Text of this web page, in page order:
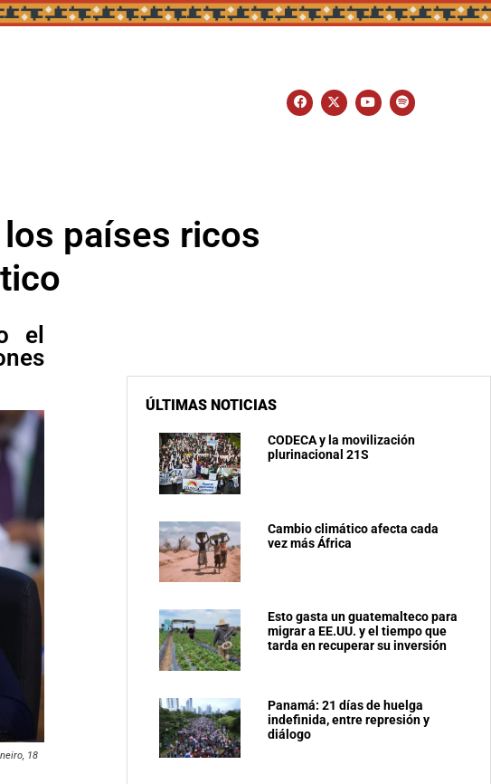
países ricos
el
18
ÚLTIMAS NOTICIAS
CODECA y la movilización
plurinacional 21S
Cambio climático afecta cada
vez más África
Esto gasta un guatemalteco para
migrar a EE.UU. y el tiempo que
tarda en recuperar su inversión
Panamá: 21 días de huelga
indefinida, entre represión y
diálogo